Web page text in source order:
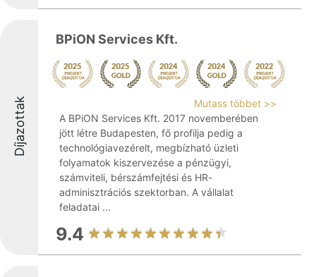
Díjazottak
BPiON Services Kft.
Mutass többet >>
A BPiON Services Kft. 2017 novemberében
jött létre Budapesten, fő profilja pedig a
technológiavezérelt, megbízható üzleti
folyamatok kiszervezése a pénzügyi,
számviteli, bérszámfejtési és HR-
adminisztrációs szektorban. A vállalat
feladatai ...
9.4